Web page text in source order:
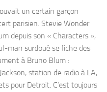
un certain garçon
parisien. Stevie Wonder
depuis son « Characters »,
man surdoué se fiche des
à Bruno Blum :
station de radio à LA,
pour Detroit. C’est toujours